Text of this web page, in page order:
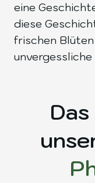
eine
diese
frischen
unvergessliche